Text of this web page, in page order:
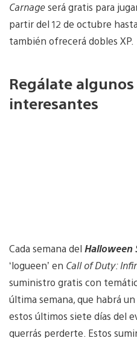
Carnageserá gratis para
partir del 12 de octubre
también ofrecerá dobles XP.
Regálate
interesantes
Cada semana del Halloween
‘logueen’ en Call of Duty:
suministro gratis con
última semana, que habrá
estos últimos siete días del
querrás perderte. Estos